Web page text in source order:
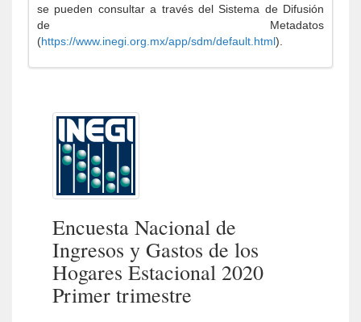
se pueden consultar a través del Sistema de Difusión
de Metadatos
(https://www.inegi.org.mx/app/sdm/default.html).
Encuesta Nacional de
Ingresos y Gastos de los
Hogares Estacional 2020
Primer trimestre